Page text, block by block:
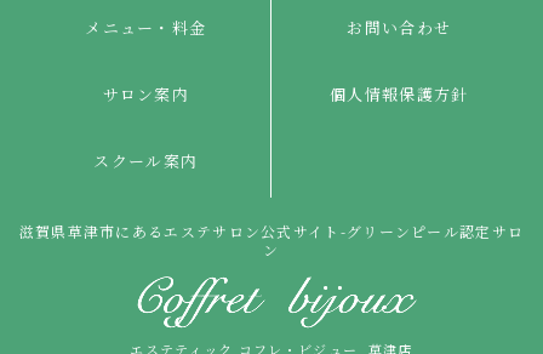
メニュー・料金
サロン案内
スクール案内
お問い合わせ
個人情報保護方針
滋賀県草津市にあるエステサロン公式サイト-グリーンピール認定サロ
ン
エステティック コフレ・ビジュー 草津店